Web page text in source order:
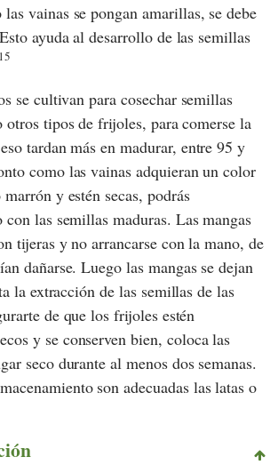
vainas se pongan amarillas, se debe
ayuda al desarrollo de las semillas
se cultivan para cosechar semillas
otros tipos de frijoles, para comerse la
tardan más en madurar, entre 95 y
como las vainas adquieran un color
y estén secas, podrás
con las semillas maduras. Las mangas
tijeras y no arrancarse con la mano, de
dañarse. Luego las mangas se dejan
la extracción de las semillas de las
de que los frijoles estén
y se conserven bien, coloca las
seco durante al menos dos semanas.
son adecuadas las latas o